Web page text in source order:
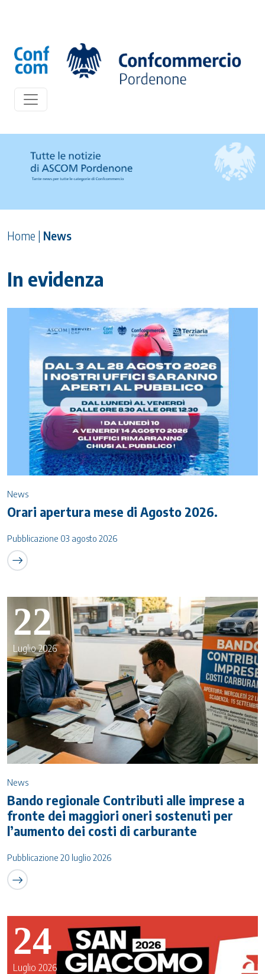
Home | News
In evidenza
News
Orari apertura mese di Agosto 2026.
Pubblicazione 03 agosto 2026
22
Luglio 2026
News
Bando regionale Contributi alle imprese a
fronte dei maggiori oneri sostenuti per
l’aumento dei costi di carburante
Pubblicazione 20 luglio 2026
24
Luglio 2026